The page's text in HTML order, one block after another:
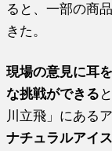
ると、一部の商
きた。
現場の意見に耳
な挑戦ができる
川立飛」にある
ナチュラルアイ